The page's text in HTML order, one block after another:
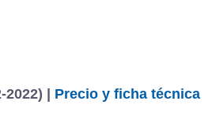
2022) | Precio y ficha técnica